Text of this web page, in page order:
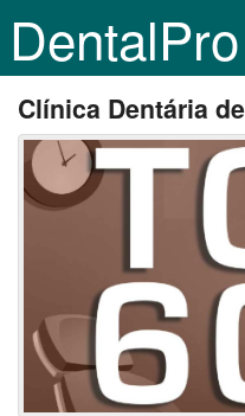
DentalPro
Clínica Dentária